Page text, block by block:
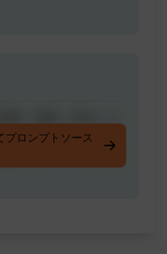
コンテキストについ
なプロンプトを作成
プロンプトソース